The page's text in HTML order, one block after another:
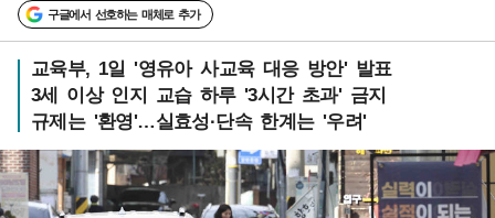
구글에서 선호하는 매체로 추가
교육부, 1일 '영유아 사교육 대응 방안' 발표
3세 이상 인지 교습 하루 '3시간 초과' 금지
규제는 '환영'…실효성·단속 한계는 '우려'